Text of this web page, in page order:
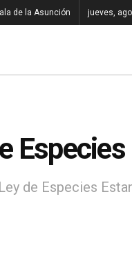
de la Asunción jueves,
de Especies